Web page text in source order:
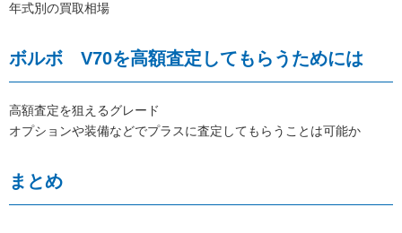
年式別の買取相場
ボルボ V70を高額査定してもらうためには
高額査定を狙えるグレード
オプションや装備などでプラスに査定してもらうことは可能か
まとめ